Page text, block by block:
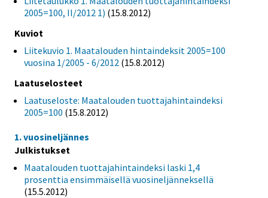
2005=100, II/2012 1) (15.8.2012)
Kuviot
Liitekuvio 1. Maatalouden hintaindeksit 2005=100
vuosina 1/2005 - 6/2012 (15.8.2012)
Laatuselosteet
Laatuseloste: Maatalouden tuottajahintaindeksi
2005=100 (15.8.2012)
1. vuosineljännes
Julkistukset
Maatalouden tuottajahintaindeksi laski 1,4
prosenttia ensimmäisellä vuosineljänneksellä
(15.5.2012)